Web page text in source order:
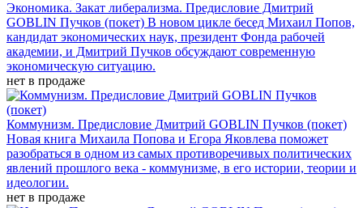
Экономика. Закат либерализма. Предисловие Дмитрий
GOBLIN Пучков (покет) В новом цикле бесед Михаил Попов,
кандидат экономических наук, президент Фонда рабочей
академии, и Дмитрий Пучков обсуждают современную
экономическую ситуацию.
нет в продаже
Коммунизм. Предисловие Дмитрий GOBLIN Пучков (покет)
Новая книга Михаила Попова и Егора Яковлева поможет
разобраться в одном из самых противоречивых политических
явлений прошлого века - коммунизме, в его истории, теории и
идеологии.
нет в продаже